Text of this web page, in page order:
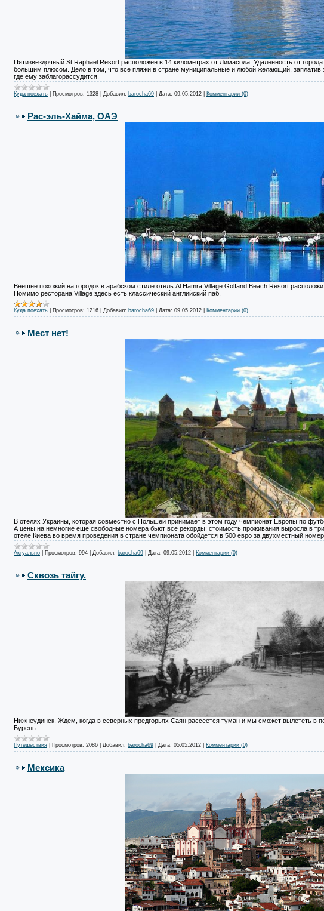
Пятизвездочный St Raphael Resort расположен в 14 километрах от Лимасола. Удаленность от города
большим плюсом. Дело в том, что все пляжи в стране муниципальные и любой желающий, заплатив
где ему заблагорассудится.
Куда поехать Просмотров: 1328 Добавил: barocha69 Дата: 09.05.2012 Комментарии (0)
Рас-эль-Хайма, ОАЭ
Внешне похожий на городок в арабском стиле отель Al Hamra Village Golfand Beach Resort
Помимо ресторана Village здесь есть классический английский паб.
Куда поехать Просмотров: 1216 Добавил: barocha69 Дата: 09.05.2012 Комментарии (0)
Мест нет!
В отелях Украины, которая совместно с Польшей принимает в этом году чемпионат Европы по
А цены на немногие еще свободные номера бьют все рекорды: стоимость проживания выросла в
отеле Киева во время проведения в стране чемпионата обойдется в 500 евро за двухместный номер.
Актуально Просмотров: 994 Добавил: barocha69 Дата: 09.05.2012 Комментарии (0)
Сквозь тайгу.
Нижнеудинск. Ждем, когда в северных предгорьях Саян рассеется туман и мы сможет вылететь в
Бурень.
Путешествия Просмотров: 2086 Добавил: barocha69 Дата: 05.05.2012 Комментарии (0)
Мексика